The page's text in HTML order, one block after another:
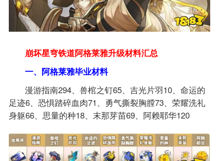
崩坏星穹铁道阿格莱雅升级材料汇总
一、阿格莱雅毕业材料
漫游指南294、兽棺之钉65、吉光片羽10、命运的
足迹6、恐惧踏碎血肉71、勇气撕裂胸膛73、荣耀洗礼
身躯66、思量的种18、末那芽苗69、阿赖耶华120